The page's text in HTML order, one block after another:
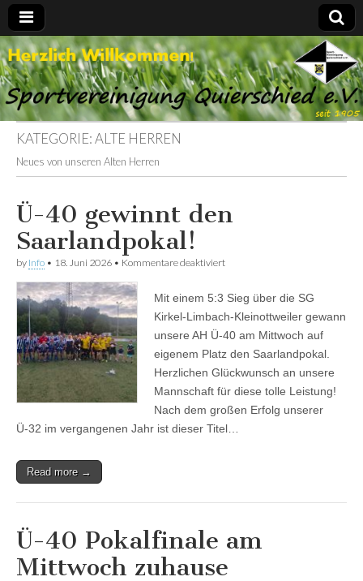
Spvgg.
Quierschied
Offizielle
Internetpräsenz
KATEGORIE:ALTE HERREN
Neues von unseren Alten Herren
Ü-40 gewinnt den
Saarlandpokal!
by Info • 18. Juni 2026 • Kommentare deaktiviertfür
den
Saarlandpokal!
Mit einem 5:3 Sieg über die SG
Kirkel-Limbach-Kleinottweiler gewann
unsere AH Ü-40 am Mittwoch auf
eigenem Platz den Saarlandpokal.
Herzlichen Glückwunsch an unsere
Mannschaft für diese tolle Leistung!
Nach dem großen Erfolg unserer
Ü-32 im vergangenen Jahr ist dieser Titel…
Read more →
Ü-40 Pokalfinale am
Mittwoch zuhause